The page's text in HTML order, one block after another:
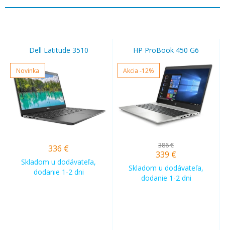
Dell Latitude 3510
Novinka
336 €
Skladom u dodávateľa,
dodanie 1-2 dni
HP ProBook 450 G6
Akcia -12%
386 €
339 €
Skladom u dodávateľa,
dodanie 1-2 dni